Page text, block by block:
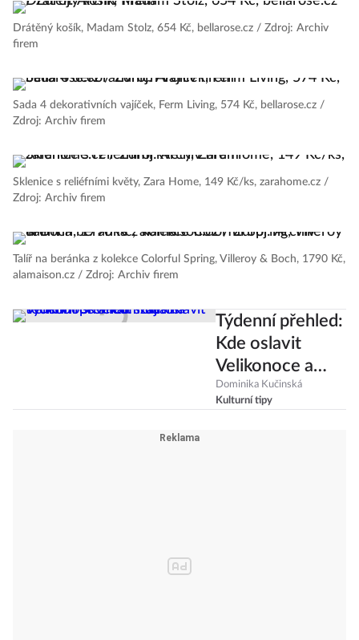
Drátěný košík, Madam Stolz, 654 Kč, bellarose.cz / Zdroj: Archiv
firem
Sada 4 dekorativních vajíček, Ferm Living, 574 Kč, bellarose.cz /
Zdroj: Archiv firem
Sklenice s reliéfními květy, Zara Home, 149 Kč/ks, zarahome.cz /
Zdroj: Archiv firem
Talíř na beránka z kolekce Colorful Spring, Villeroy & Boch, 1790 Kč,
alamaison.cz / Zdroj: Archiv firem
Týdenní přehled:
Kde oslavit
Velikonoce a
kam zajít na
techno i skvělou
Dominika Kučinská
Kulturní tipy